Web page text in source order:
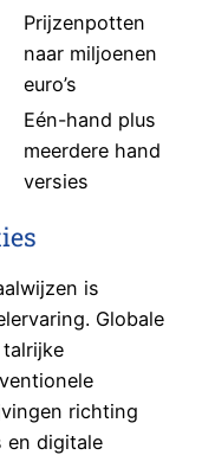
Prijzenpotten
naar miljoenen
euro’s
Eén-hand plus
meerdere hand
versies
is
Globale
richting
en digitale